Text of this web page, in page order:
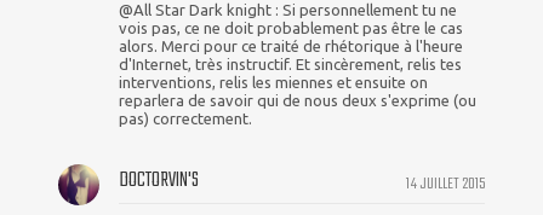
@All Star Dark knight : Si personnellement tu ne
vois pas, ce ne doit probablement pas être le cas
alors. Merci pour ce traité de rhétorique à l'heure
d'Internet, très instructif. Et sincèrement, relis tes
interventions, relis les miennes et ensuite on
reparlera de savoir qui de nous deux s'exprime (ou
pas) correctement.
14 JUILLET 2015
DOCTORVIN'S